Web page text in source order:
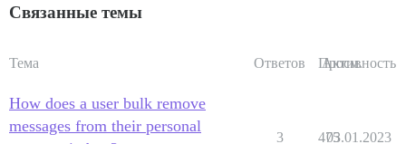
Связанные темы
Тема Ответов Просм.
Активность
How does a user bulk remove
messages from their personal
3 475
03.01.2023